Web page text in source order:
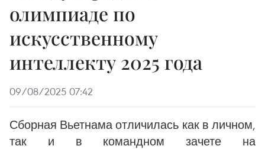
олимпиаде по
искусственному
интеллекту 2025 года
09/08/2025 07:42
Сборная Вьетнама отличилась как в личном,
так и в командном зачете на